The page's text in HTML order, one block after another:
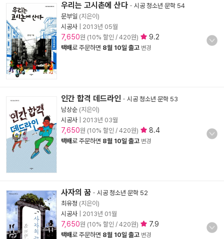
우리는 고시촌에 산다 - 시공 청소년 문학 54
문부일 (지은이)
시공사
2013년 05월
7,650원 (10% 할인 / 420원) 9.2
택배로 주문하면 8월 10일 출고 변경
인간 합격 데드라인 - 시공 청소년 문학 53
남상순 (지은이)
시공사
2013년 03월
7,650원 (10% 할인 / 420원) 8.4
택배로 주문하면 8월 10일 출고 변경
사자의 꿈 - 시공 청소년 문학 52
최유정 (지은이)
시공사
2013년 01월
7,650원 (10% 할인 / 420원) 7.9
택배로 주문하면 8월 10일 출고 변경